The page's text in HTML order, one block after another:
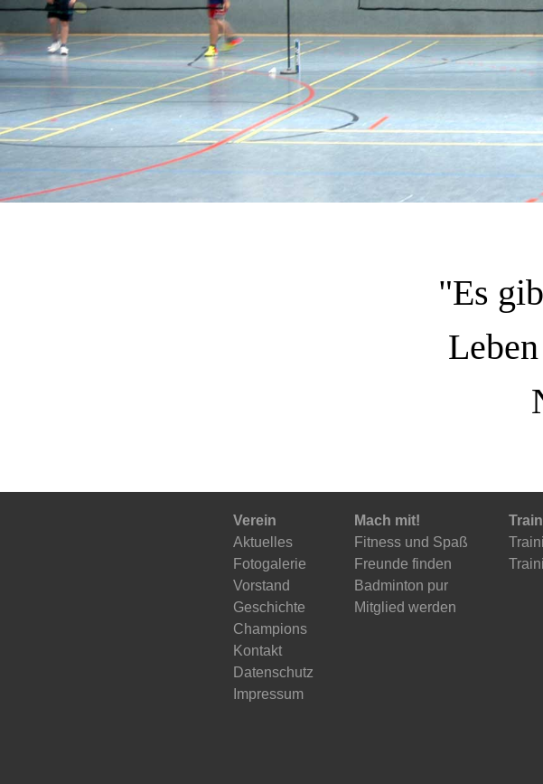
"Es
Verein
Aktuelles
Fotogalerie
Vorstand
Geschichte
Champions
Kontakt
Datenschutz
Impressum
Mach mit!
Fitness und Spaß
Freunde finden
Badminton pur
Mitglied werden